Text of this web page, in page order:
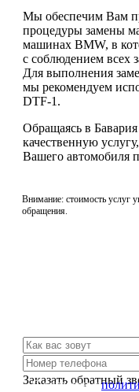
Мы обеспечим Вам
процедуры замены
машинах BMW, в
с соблюдением всех
Для выполнения
мы рекомендуем
DTF-1.
Обращаясь в
качественную
Вашего автомобиля
Внимание: стоимость услуг
обращения.
Заказать обратный
Я согласен с